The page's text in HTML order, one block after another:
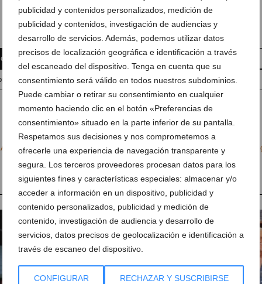
publicidad y contenidos personalizados, medición de
publicidad y contenidos, investigación de audiencias y
desarrollo de servicios. Además, podemos utilizar datos
precisos de localización geográfica e identificación a través
del escaneado del dispositivo. Tenga en cuenta que su
consentimiento será válido en todos nuestros subdominios.
Puede cambiar o retirar su consentimiento en cualquier
momento haciendo clic en el botón «Preferencias de
consentimiento» situado en la parte inferior de su pantalla.
Respetamos sus decisiones y nos comprometemos a
ofrecerle una experiencia de navegación transparente y
segura. Los terceros proveedores procesan datos para los
siguientes fines y características especiales: almacenar y/o
acceder a información en un dispositivo, publicidad y
contenido personalizados, publicidad y medición de
contenido, investigación de audiencia y desarrollo de
servicios, datos precisos de geolocalización e identificación a
través de escaneo del dispositivo.
CONFIGURAR RECHAZAR Y SUSCRIBIRSE
Anúnciate en javea.com Envía tu noticia
Arqueología ,Benitatxell,Cultura, Historia, Anna Viciach,Manolo Segarra